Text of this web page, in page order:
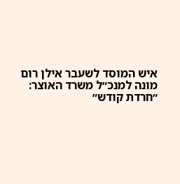
איש המוסד לשעבר אילן רום
מונה למנכ״ל משרד האוצר:
״חרדת קודש״